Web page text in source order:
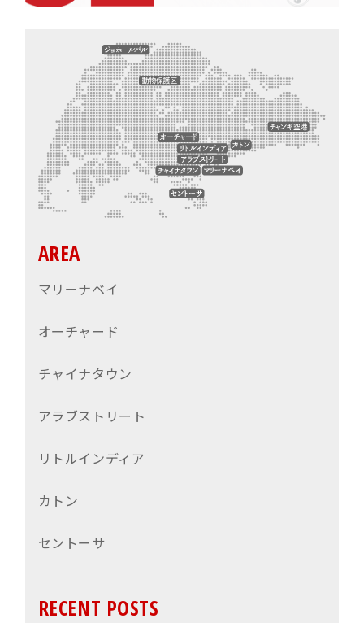
AREA
マリーナベイ
オーチャード
チャイナタウン
アラブストリート
リトルインディア
カトン
セントーサ
RECENT POSTS